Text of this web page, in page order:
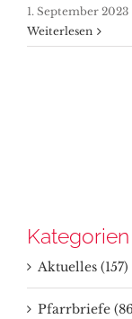
1. September 2023
Weiterlesen
Kategorien
Aktuelles (157)
Pfarrbriefe